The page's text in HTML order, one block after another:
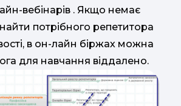
вебінарів . Якщо немає
потрібного репетитора
в он-лайн біржах можна
для навчання віддалено.